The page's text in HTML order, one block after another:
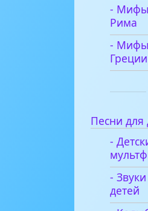
- Мифы
Рима
-
Греции
Песни для
-
-
детей